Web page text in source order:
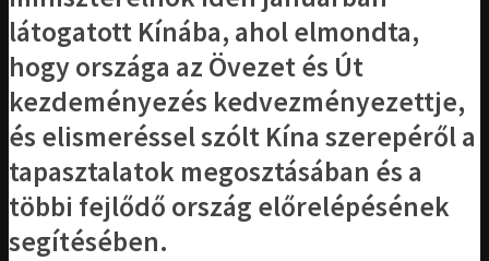
látogatott Kínába, ahol elmondta,
hogy országa az Övezet és Út
kezdeményezés kedvezményezettje,
és elismeréssel szólt Kína szerepéről a
tapasztalatok megosztásában és a
többi fejlődő ország előrelépésének
segítésében.